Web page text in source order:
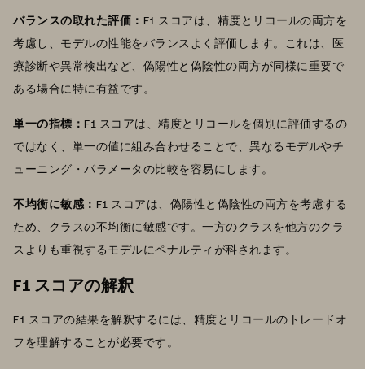
バランスの取れた評価： F1 スコアは、精度とリコールの両方を
考慮し、モデルの性能をバランスよく評価します。これは、医
療診断や異常検出など、偽陽性と偽陰性の両方が同様に重要で
ある場合に特に有益です。
単一の指標： F1 スコアは、精度とリコールを個別に評価するの
ではなく、単一の値に組み合わせることで、異なるモデルやチ
ューニング・パラメータの比較を容易にします。
不均衡に敏感： F1 スコアは、偽陽性と偽陰性の両方を考慮する
ため、クラスの不均衡に敏感です。一方のクラスを他方のクラ
スよりも重視するモデルにペナルティが科されます。
F1 スコアの解釈
F1 スコアの結果を解釈するには、精度とリコールのトレードオ
フを理解することが必要です。